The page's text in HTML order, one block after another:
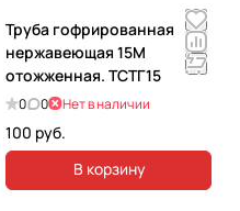
Труба гофрированная
нержавеющая 15М
отожженная. ТСТГ15
0 0 Нет в наличии
100 руб.
В корзину